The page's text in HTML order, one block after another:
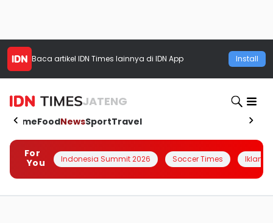
Baca artikel IDN Times lainnya di IDN App Install
JATENG
HomeFoodNewsSportTravel
For
You
Indonesia Summit 2026 Soccer Times Iklanin